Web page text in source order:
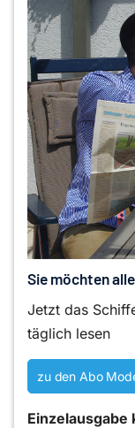
Sie möchten
Jetzt das
täglich lesen
zu den Abo
Einzelausgabe